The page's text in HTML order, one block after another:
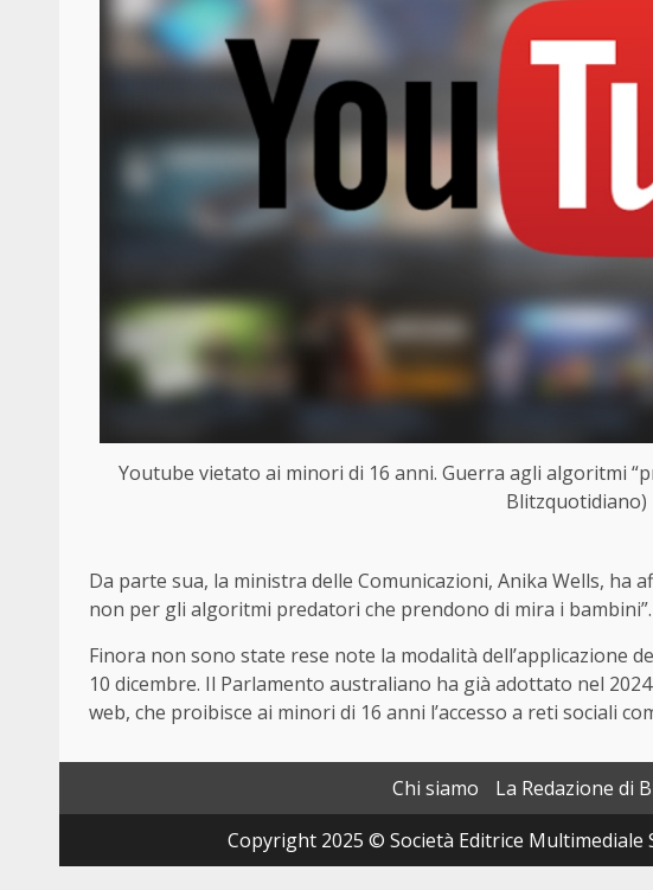
Youtube vietato ai minori di 16 anni. Guerra agli algoritmi
Blitzquotidiano)
Da parte sua, la ministra delle Comunicazioni, Anika Wells, ha
non per gli algoritmi predatori che prendono di mira i bambini”.
Finora non sono state rese note la modalità dell’applicazione
10 dicembre. Il Parlamento australiano ha già adottato nel
web, che proibisce ai minori di 16 anni l’accesso a reti sociali
Chi siamo La Redazione di
Copyright 2025 © Società Editrice Multimediale